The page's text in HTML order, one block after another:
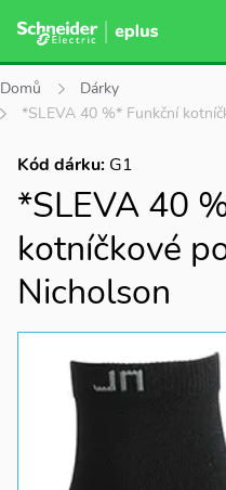
Domů
Dárky
*SLEVA 40 %* Funkční
Kód dárku: G1
*SLEVA 40
kotníčkové
Nicholson